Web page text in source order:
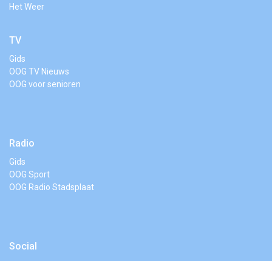
Het Weer
TV
Gids
OOG TV Nieuws
OOG voor senioren
Radio
Gids
OOG Sport
OOG Radio Stadsplaat
Social